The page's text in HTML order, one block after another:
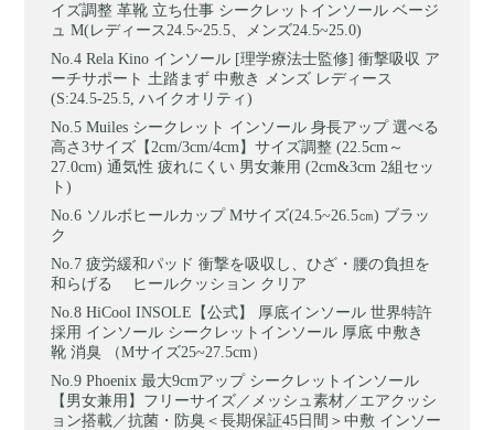
イズ調整 革靴 立ち仕事 シークレットインソール ベージ
ュ M(レディース24.5~25.5、メンズ24.5~25.0)
Rela Kino インソール [理学療法士監修] 衝撃吸収 ア
ーチサポート 土踏まず 中敷き メンズ レディース
(S:24.5-25.5, ハイクオリティ)
Muiles シークレット インソール 身長アップ 選べる
高さ3サイズ【2cm/3cm/4cm】サイズ調整 (22.5cm～
27.0cm) 通気性 疲れにくい 男女兼用 (2cm&3cm 2組セッ
ト)
ソルボヒールカップ Mサイズ(24.5~26.5㎝) ブラッ
ク
疲労緩和パッド 衝撃を吸収し、ひざ・腰の負担を
和らげる ヒールクッション クリア
HiCool INSOLE【公式】 厚底インソール 世界特許
採用 インソール シークレットインソール 厚底 中敷き
靴 消臭 （Mサイズ25~27.5cm）
Phoenix 最大9cmアップ シークレットインソール
【男女兼用】フリーサイズ／メッシュ素材／エアクッシ
ョン搭載／抗菌・防臭＜長期保証45日間＞中敷 インソー